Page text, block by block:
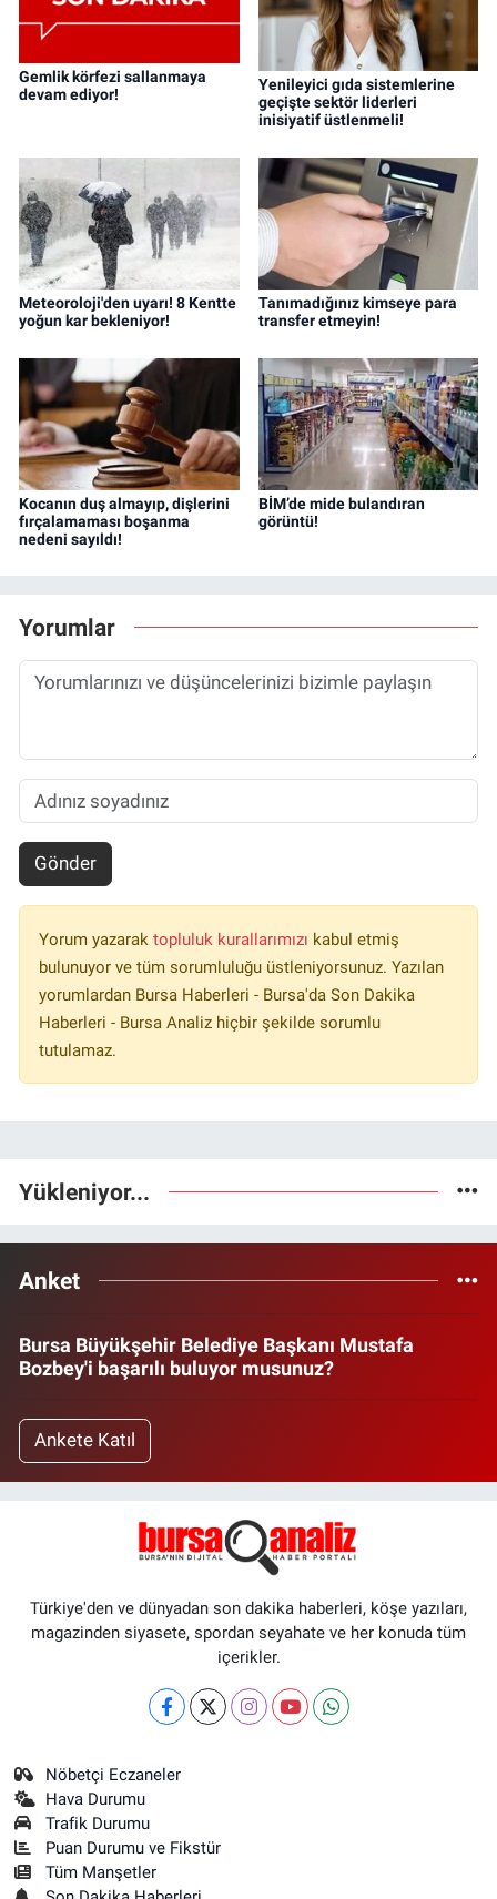
Gemlik körfezi sallanmaya
devam ediyor!
Yenileyici gıda sistemlerine
geçişte sektör liderleri
inisiyatif üstlenmeli!
Meteoroloji'den uyarı! 8 Kentte
yoğun kar bekleniyor!
Tanımadığınız kimseye para
transfer etmeyin!
Kocanın duş almayıp, dişlerini
fırçalamaması boşanma
nedeni sayıldı!
BİM’de mide bulandıran
görüntü!
Yorumlar
Gönder
Yorum yazarak topluluk kurallarımızı kabul etmiş
bulunuyor ve tüm sorumluluğu üstleniyorsunuz. Yazılan
yorumlardan Bursa Haberleri - Bursa'da Son Dakika
Haberleri - Bursa Analiz hiçbir şekilde sorumlu
tutulamaz.
Yükleniyor...
Anket
Bursa Büyükşehir Belediye Başkanı Mustafa
Bozbey'i başarılı buluyor musunuz?
Ankete Katıl
Türkiye'den ve dünyadan son dakika haberleri, köşe yazıları,
magazinden siyasete, spordan seyahate ve her konuda tüm
içerikler.
Nöbetçi Eczaneler
Hava Durumu
Trafik Durumu
Puan Durumu ve Fikstür
Tüm Manşetler